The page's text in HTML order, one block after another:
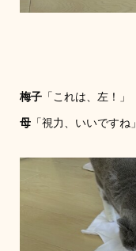
梅子「これは、左！」
母「視力、いいですね」